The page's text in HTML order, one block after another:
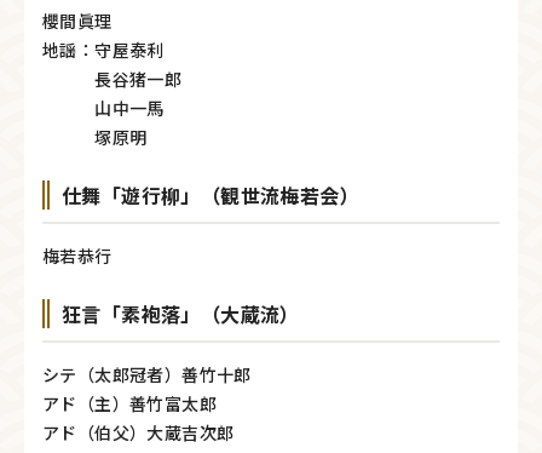
櫻間眞理
地謡：守屋泰利
長谷猪一郎
山中一馬
塚原明
仕舞「遊行柳」（観世流梅若会）
梅若恭行
狂言「素袍落」（大蔵流）
シテ（太郎冠者）善竹十郎
アド（主）善竹富太郎
アド（伯父）大蔵吉次郎